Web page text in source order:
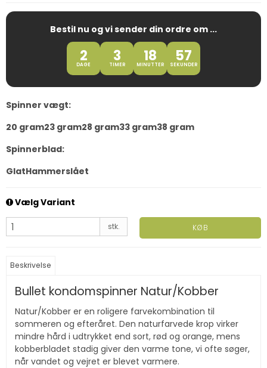
Bestil nu og vi sender din ordre om ...
2
DAGE 3
TIMER 18
MINUTTER 57
SEKUNDER
Spinner vægt:
20 gram23 gram28 gram33 gram38 gram
Spinnerblad:
GlatHammerslået
Vælg Variant
stk. KØB
Beskrivelse
Bullet kondomspinner Natur/Kobber
Natur/Kobber er en roligere farvekombination til
sommeren og efteråret. Den naturfarvede krop virker
mindre hård i udtrykket end sort, rød og orange, mens
kobberbladet stadig giver den varme tone, vi ofte søger,
når vandet og vejret er blevet varmere.